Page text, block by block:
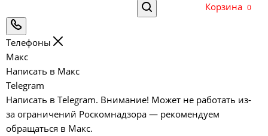
Корзина 0
Телефоны
Макс
Написать в Макс
Telegram
Написать в Telegram. Внимание! Может не работать из-
за ограничений Роскомнадзора — рекомендуем
обращаться в Макс.